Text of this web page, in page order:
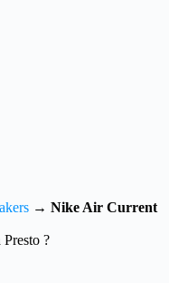
→ Nike Air Current
?